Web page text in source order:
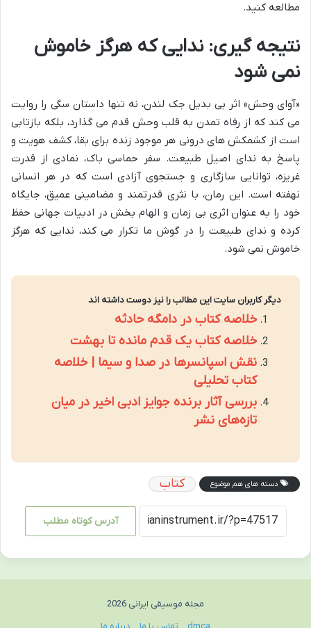
مطالعه کنید.
نتیجه گیری: ندایی که هرگز خاموش
نمی شود
«آوای وحش» اثر بی بدیل جک لندن، نه تنها داستان سگی را روایت
می کند که از رفاه تمدن به قلب وحش قدم می گذارد، بلکه بازتابی
است از کشمکش های درونی هر موجود زنده برای بقا، کشف هویت و
پاسخ به ندای اصیل طبیعت. سفر حماسی باک، نمادی از قدرت
غریزه، توانایی سازگاری و جستجوی آزادی است که در هر انسانی
نهفته است. این رمان، با نثری قدرتمند و مضامینی عمیق، جایگاه
خود را به عنوان اثری بی زمان و الهام بخش در ادبیات جهانی حفظ
کرده و ندای طبیعت را در گوش ما تکرار می کند، ندایی که هرگز
خاموش نمی شود.
دیگر کاربران سایت این مطالب را نیز دوست داشته اند
خلاصه کتاب در دامگه حادثه
خلاصه کتاب یک قدم مانده تا بهشت
نقش اسپانسرها در صدا و سیما | خلاصه
کتاب تحلیلی
بررسی آثار برنده جوایز ادبی اخیر در میان
تازه‌های نشر
دسته های هم موضوع کتاب
آدرس کوتاه مطلب
مجله موسیقی ایرانی 2026